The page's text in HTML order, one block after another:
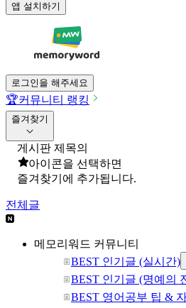
앱 설치하기
로그인을 해주세요
🏆커뮤니티 랭킹
즐겨찾기
게시판 제목의
아이콘을 선택하면
즐겨찾기에 추가됩니다.
전체글
메모리워드 커뮤니티
BEST 인기글 (실시간)
BEST 인기글 (명예의
BEST 영어공부 팁 &